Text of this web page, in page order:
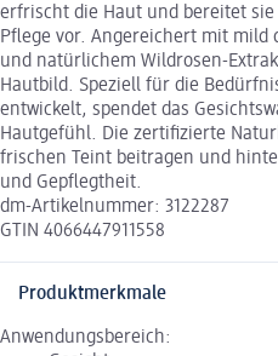
erfrischt die Haut und bereitet
Pflege vor. Angereichert mit mild
und natürlichem Wildrosen-
Hautbild. Speziell für die
entwickelt, spendet das
Hautgefühl. Die zertifizierte
frischen Teint beitragen und
und Gepflegtheit.
dm-Artikelnummer: 3122287
GTIN 4066447911558
Produktmerkmale
Anwendungsbereich: